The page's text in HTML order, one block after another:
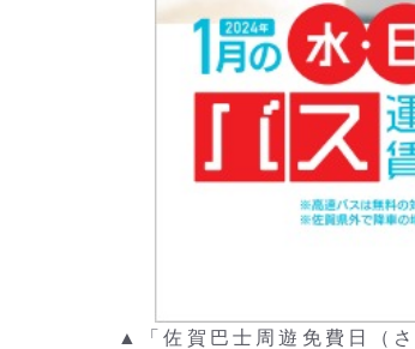
▲「佐賀巴士周遊免費日（